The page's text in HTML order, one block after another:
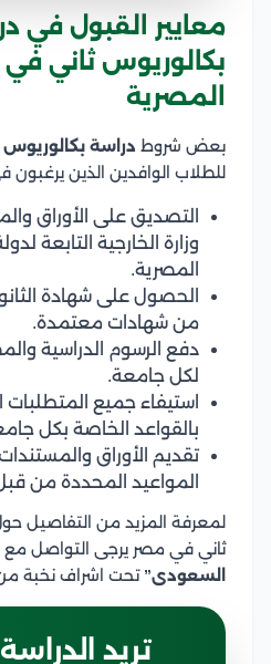
معايير القبول في
بكالوريوس ثاني
المصرية
بعض شروط دراسة
للطلاب الوافدين الذين يرغبون
التصديق على الأوراق
وزارة الخارجية التابعة
المصرية.
الحصول على شهادة
من شهادات معتمدة.
دفع الرسوم الدراسية
لكل جامعة.
استيفاء جميع المتطلبات
بالقواعد الخاصة بكل
تقديم الأوراق
المواعيد المحددة من
لمعرفة المزيد من التفاصيل
ثاني في مصر يرجى التواصل مع
السعودى” تحت اشراف نخبة من
تريد